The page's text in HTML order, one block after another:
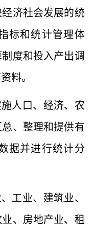
济社会发展的统
标和统计管理体
度和投入产出调
料。
人口、经济、农
、整理和提供有
据并进行统计分
工业、建筑业、
、房地产业、租